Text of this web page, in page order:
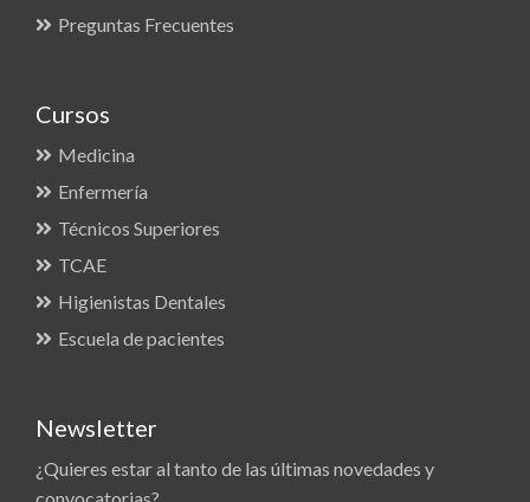
Preguntas Frecuentes
Cursos
Medicina
Enfermería
Técnicos Superiores
TCAE
Higienistas Dentales
Escuela de pacientes
Newsletter
¿Quieres estar al tanto de las últimas novedades y